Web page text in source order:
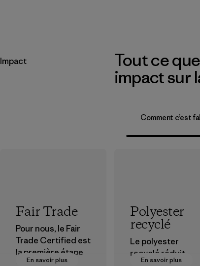
Impact
Tout ce
impact sur
Comment c’est
En savoir plus
Fair Trade
Pour nous, le Fair
Trade Certified est
la première étape
En savoir plus
Polyester
recyclé
Le polyester
recyclé réduit